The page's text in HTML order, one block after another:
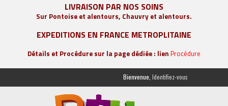
LIVRAISON PAR NOS SOINS
Sur Pontoise et alentours, Chauvry et alentours.
EXPEDITIONS EN FRANCE METROPLITAINE
Détails et Procédure sur la page dédiée : lien Procédure
Bienvenue, Identifiez-vous